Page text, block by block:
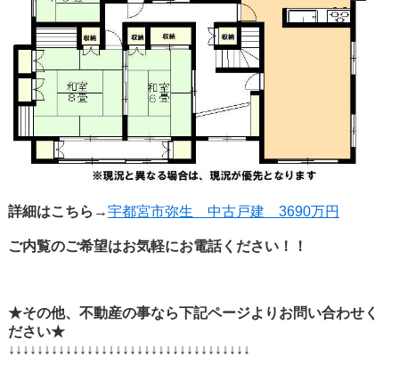
詳細はこちら→宇都宮市弥生 中古戸建 3690万円
ご内覧のご希望はお気軽にお電話ください！！
★その他、不動産の事なら下記ページよりお問い合わせく
ださい★
↓↓↓↓↓↓↓↓↓↓↓↓↓↓↓↓↓↓↓↓↓↓↓↓↓↓↓↓↓↓↓↓↓↓